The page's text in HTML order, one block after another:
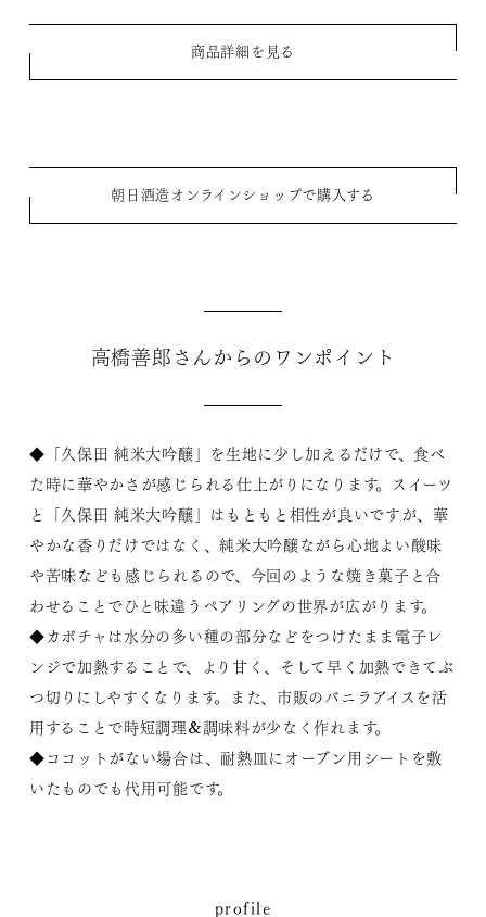
商品詳細を見る
朝日酒造オンラインショップで購入する
高橋善郎さんからのワンポイント
◆「久保田 純米大吟醸」を生地に少し加えるだけで、食べ
た時に華やかさが感じられる仕上がりになります。スイーツ
と「久保田 純米大吟醸」はもともと相性が良いですが、華
やかな香りだけではなく、純米大吟醸ながら心地よい酸味
や苦味なども感じられるので、今回のような焼き菓子と合
わせることでひと味違うペアリングの世界が広がります。
◆カボチャは水分の多い種の部分などをつけたまま電子レ
ンジで加熱することで、より甘く、そして早く加熱できてぶ
つ切りにしやすくなります。また、市販のバニラアイスを活
用することで時短調理&調味料が少なく作れます。
◆ココットがない場合は、耐熱皿にオーブン用シートを敷
いたものでも代用可能です。
profile